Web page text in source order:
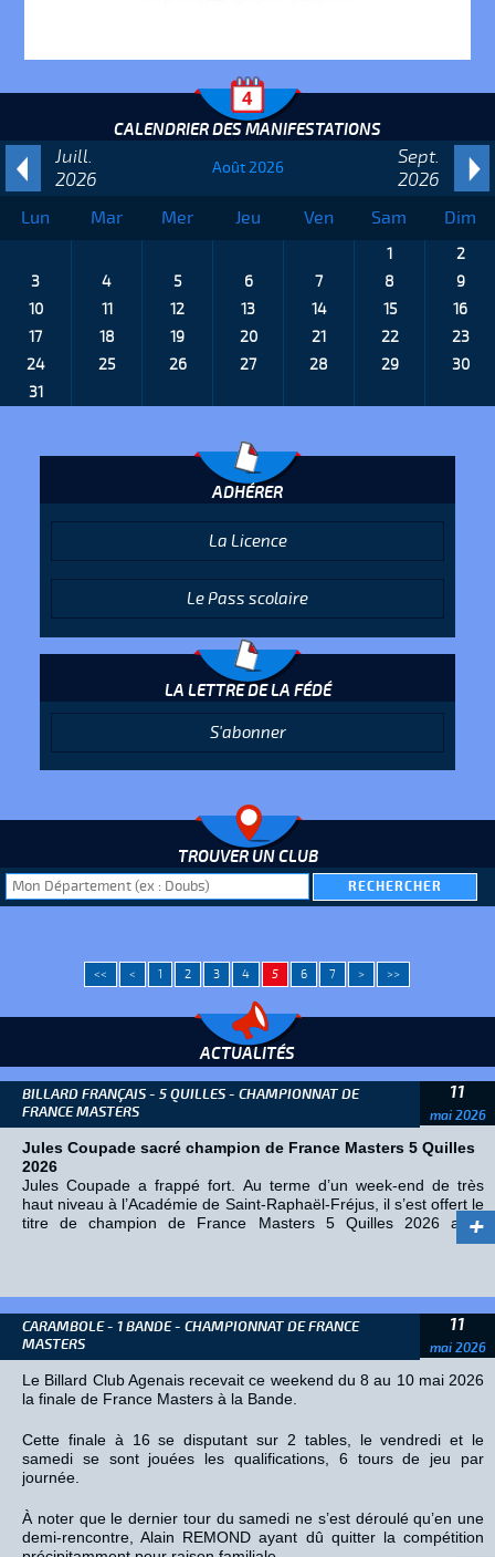
CALENDRIER DES MANIFESTATIONS
Juill.
2026
Août 2026
Sept.
2026
Lun Mar Mer Jeu Ven Sam Dim
1
2
3
4 5 6 7 8
9
10
11 12 13 14 15
16
17
18 19 20 21 22
23
24
25 26 27 28 29
30
31
ADHÉRER
La Licence
Le Pass scolaire
LA LETTRE DE LA FÉDÉ
S'abonner
TROUVER UN CLUB
<< < 1 2 3 4 5 6 7 > >>
ACTUALITÉS
11
mai 2026
BILLARD FRANÇAIS - 5 QUILLES - CHAMPIONNAT DE
FRANCE MASTERS
Jules Coupade sacré champion de France Masters 5 Quilles
2026
Jules Coupade a frappé fort. Au terme d’un week-end de très
haut niveau à l’Académie de Saint-Raphaël-Fréjus, il s’est offert le
titre de champion de France Masters 5 Quilles 2026 avec
autorité. Impressionnant de maîtrise du début à la fin de la
la meilleure moyenne générale du tournoi (1,425) et une
moyenne particulière exceptionnelle de 2,337, Coupade a
clairement marqué cette édition de son empreinte et confirmé
qu’une nouvelle référence est peut-être née au sommet du 5
Quilles français.
disputé, tous les regards étaient pourtant tournés vers Giuseppe
Lambiase. Champion de France sortant, l’expérimenté joueur
était venu défendre son titre avec l’ambition de rester au sommet.
Et le tenant du titre n’a pas déçu. Dès les qualifications, Lambiase
a affiché toute son expérience et son sang-froid. Solide dans les
temps forts, précis dans ses séries et toujours aussi redoutable
+
11
mai 2026
CARAMBOLE - 1 BANDE - CHAMPIONNAT DE FRANCE
MASTERS
Le Billard Club Agenais recevait ce weekend du 8 au 10 mai 2026
la finale de France Masters à la Bande.
Cette finale à 16 se disputant sur 2 tables, le vendredi et le
samedi se sont jouées les qualifications, 6 tours de jeu par
journée.
À noter que le dernier tour du samedi ne s’est déroulé qu’en une
demi-rencontre, Alain REMOND ayant dû quitter la compétition